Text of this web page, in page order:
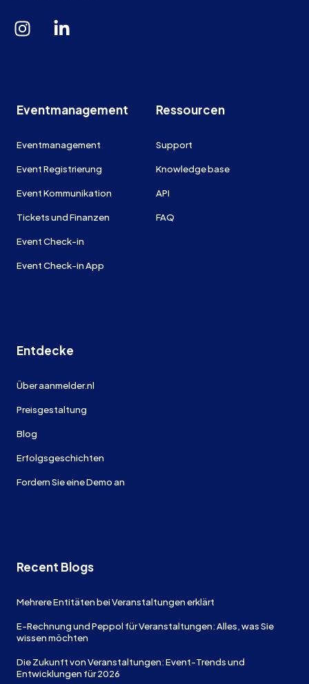
Eventmanagement
Eventmanagement
Event Registrierung
Event Kommunikation
Tickets und Finanzen
Event Check-in
Event Check-in App
Ressourcen
Support
Knowledge base
API
FAQ
Entdecke
Über aanmelder.nl
Preisgestaltung
Blog
Erfolgsgeschichten
Fordern Sie eine Demo an
Recent Blogs
Mehrere Entitäten bei Veranstaltungen erklärt
E-Rechnung und Peppol für Veranstaltungen: Alles, was Sie
wissen möchten
Die Zukunft von Veranstaltungen: Event-Trends und
Entwicklungen für 2026